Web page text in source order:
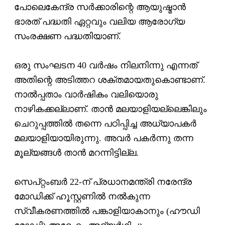
പോലെകേന്ദ്ര സര്‍ക്കാരിന്റെ ആയുഷ്മാന്‍
ഭാരത് പദ്ധതി ഏറ്റവും വലിയ ആരോഗ്യ
സംരക്ഷണ പദ്ധതിയാണ്.
ഒരു സംഘടന 40 വര്‍ഷം നിലനിന്നു എന്നത്
അതിന്റെ അടിത്തറ ശക്തമായതുകൊണ്ടാണ്.
നാല്‍പ്പതാം വാര്‍ഷികം വലിയൊരു
നാഴികക്കല്ലാണ്. താന്‍ മലയാളിയല്ലെങ്കിലും
ചെറുപ്പത്തില്‍ തന്നെ പഠിപ്പിച്ച അധ്യാപകര്‍
മലയാളിയായിരുന്നു. അവര്‍ പകര്‍ന്നു തന്ന
മൂല്യങ്ങള്‍ താന്‍ മറന്നിട്ടില്ല.
സെപ്റ്റംബര്‍ 22-ന് പ്രധാനമന്ത്രി നരേന്ദ്ര
മോഡിക്ക് ഹൂസ്റ്റണില്‍ നല്‍കുന്ന
സ്വീകരണത്തില്‍ പങ്കാളിയാകാനും (ഹൗഡി